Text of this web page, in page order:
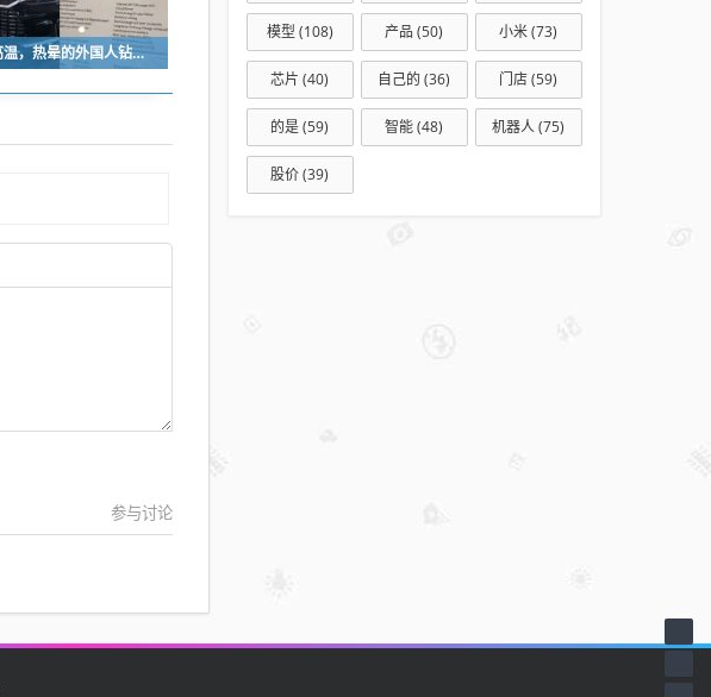
欧洲高温，热晕的外国人钻进中国新能源车里避暑
参与讨论
模型 (108) 产品 (50) 小米(73)
芯片 (40) 自己的 (36) 门店(59)
的是(59) 智能(48) 机器人(75)
股价(39)